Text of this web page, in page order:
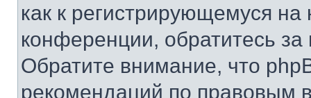
как к регистрирующемуся
конференции, обратитесь
Обратите внимание, что
рекомендаций по правовым